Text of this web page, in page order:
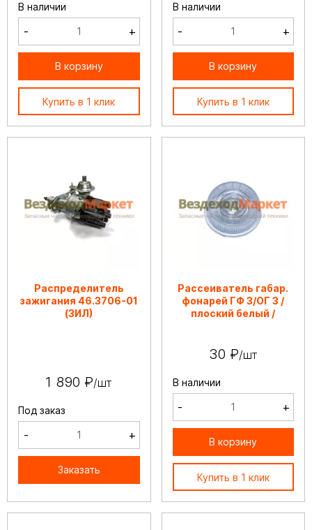
В наличии
- +
В корзину
Купить в 1 клик
В наличии
- +
В корзину
Купить в 1 клик
Распределитель
зажигания 46.3706-01
(ЗИЛ)
1 890 ₽/шт
Под заказ
- +
Заказать
Рассеиватель габар.
фонарей ГФ 3/ОГ 3 /
плоский белый /
30 ₽/шт
В наличии
- +
В корзину
Купить в 1 клик